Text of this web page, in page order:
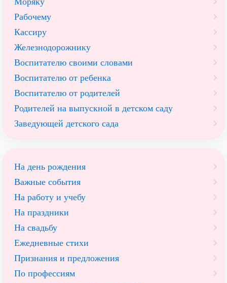
Рабочему
Кассиру
Железнодорожнику
Воспитателю своими словами
Воспитателю от ребенка
Воспитателю от родителей
Родителей на выпускной в детском саду
Заведующей детского сада
На день рождения
Важные события
На работу и учебу
На праздники
На свадьбу
Ежедневные стихи
Признания и предложения
По профессиям